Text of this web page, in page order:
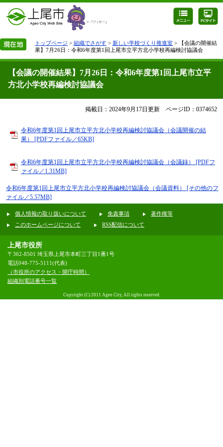
トップページ > 組織でさがす > 新しい学校づくり推進室 > 【会議の開催結
果】7月26日：令和6年度第1回上尾市立平方北小学校再編検討協議会
【会議の開催結果】7月26日：令和6年度第1回上尾市立平
方北小学校再編検討協議会
掲載日：2024年9月17日更新 ページID：0374652
令和6年度第1回上尾市立平方北小学校再編検討協議会（会議開催の結
果） [PDFファイル／65KB]
令和6年度第1回上尾市立平方北小学校再編検討協議会（会議録） [PDFフ
ァイル／1.31MB]
令和6年度第1回上尾市立平方北小学校再編検討協議会（会議資料） [その他のフ
ァイル／5.57MB]
個人情報の取り扱いについて 免責事項
著作権等
このホームページについて
RSS配信について
上尾市役所
〒362-8501 埼玉県上尾市本町三丁目1番1号
電話048-775-5111(代表)
（市役所のアクセス・開庁時間）
組織別電話番号一覧
Copyright (C) 2011 Ageo City, All rights reserved.